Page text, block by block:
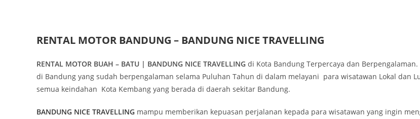
RENTAL MOTOR BANDUNG – BANDUNG NICE TRAVELLING
RENTAL MOTOR BUAH – BATU | BANDUNG NICE TRAVELLING di Kota Bandung Terpercaya dan
di Bandung yang sudah berpengalaman selama Puluhan Tahun di dalam melayani para wisatawan Lokal dan
semua keindahan Kota Kembang yang berada di daerah sekitar Bandung.
BANDUNG NICE TRAVELLING mampu memberikan kepuasan perjalanan kepada para wisatawan yang ingin